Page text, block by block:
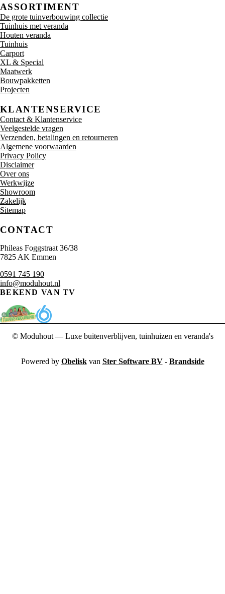
ASSORTIMENT
De grote tuinverbouwing collectie
Tuinhuis met veranda
Houten veranda
Tuinhuis
Carport
XL & Special
Maatwerk
Bouwpakketten
Projecten
KLANTENSERVICE
Contact & Klantenservice
Veelgestelde vragen
Verzenden, betalingen en retourneren
Algemene voorwaarden
Privacy Policy
Disclaimer
Over ons
Werkwijze
Showroom
Zakelijk
Sitemap
CONTACT
Phileas Foggstraat 36/38
7825 AK Emmen
0591 745 190
info@moduhout.nl
BEKEND VAN TV
© Moduhout — Luxe buitenverblijven, tuinhuizen en veranda's
Powered by Obelisk van Ster Software BV- Brandside